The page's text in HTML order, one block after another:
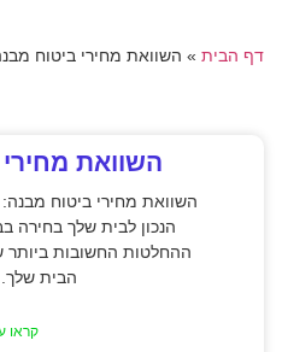
דף הבית » השוואת מחירי ביטוח
השוואת
השוואת מחירי ביטוח
הנכון לבית שלך בחירה
ההחלטות החשובות ביותר
הבית
קראו